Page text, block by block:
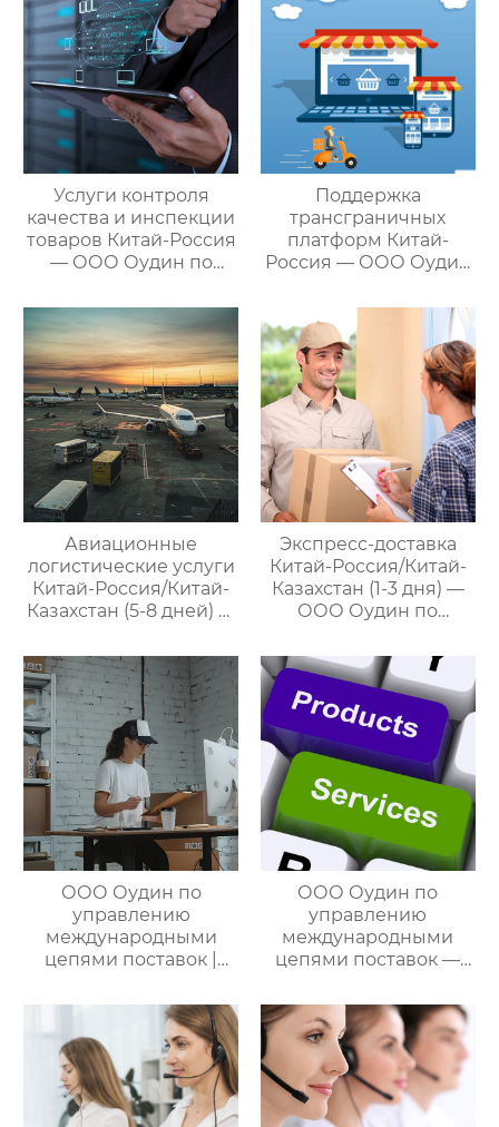
Услуги контроля
качества и инспекции
товаров Китай-Россия
— ООО Оудин по
международными
цепями поставок
Поддержка
трансграничных
платформ Китай-
Россия — ООО Оудин
международными
цепями поставок
Авиационные
логистические услуги
Китай-Россия/Китай-
Казахстан (5-8 дней) —
управлению
международными
цепями поставок
Экспресс-доставка
Китай-Россия/Китай-
Казахстан (1-3 дня) —
ООО Оудин по
международными
цепями поставок
ООО Оудин по
управлению
международными
цепями поставок |
услуги
посреднических
закупок Китай-Россия:
комплексное
решение ваших
трансграничных задач
ООО Оудин по
управлению
международными
цепями поставок —
мире китайско-
российских закупок